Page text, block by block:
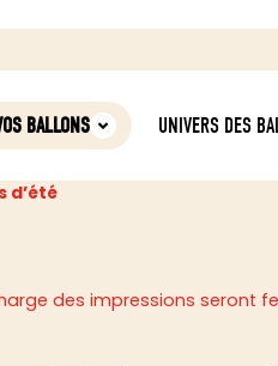
BALLONS UNIVERS DES
d’été
des impressions seront